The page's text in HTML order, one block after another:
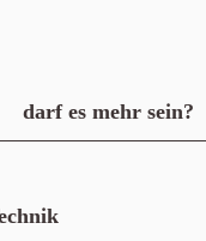
darf es mehr sein?